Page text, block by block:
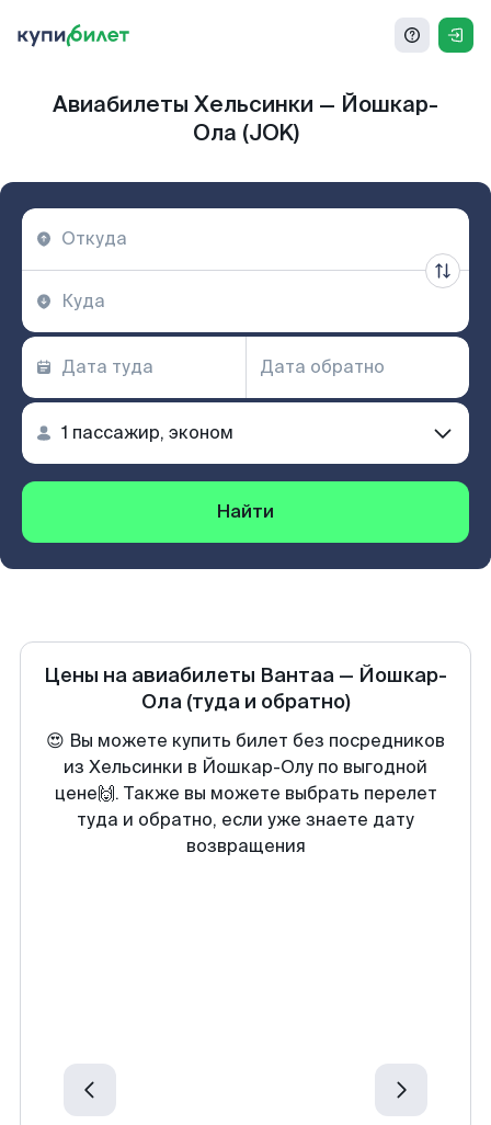
Авиабилеты Хельсинки — Йошкар-
Ола (JOK)
Найти
Цены на авиабилеты Вантаа — Йошкар-
Ола (туда и обратно)
😍 Вы можете купить билет без посредников
из Хельсинки в Йошкар-Олу по выгодной
цене🙌. Также вы можете выбрать перелет
туда и обратно, если уже знаете дату
возвращения